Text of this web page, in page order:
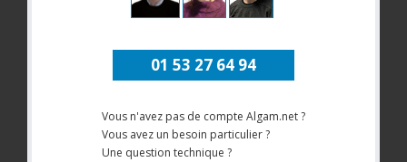
01 53 27 64 94
Vous n'avez pas de compte Algam.net ?
Vous avez un besoin particulier ?
Une question technique ?